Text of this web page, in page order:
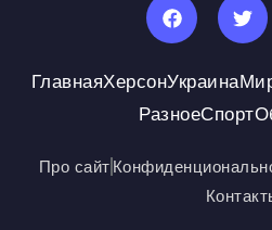
ГлавнаяХерсонУкраина
РазноеСпорт
Про сайт